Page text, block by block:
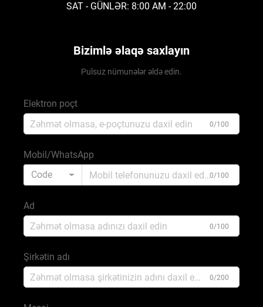
SAT - GÜNLƏR: 8:00 AM - 22:00
Bizimlə əlaqə saxlayın
Pulsuz nümunələr əldə edin.
Elektron poçt
0/100
Mobil/WhatsApp
Code
0/100
Ad
0/100
Şirkətin adı
0/200